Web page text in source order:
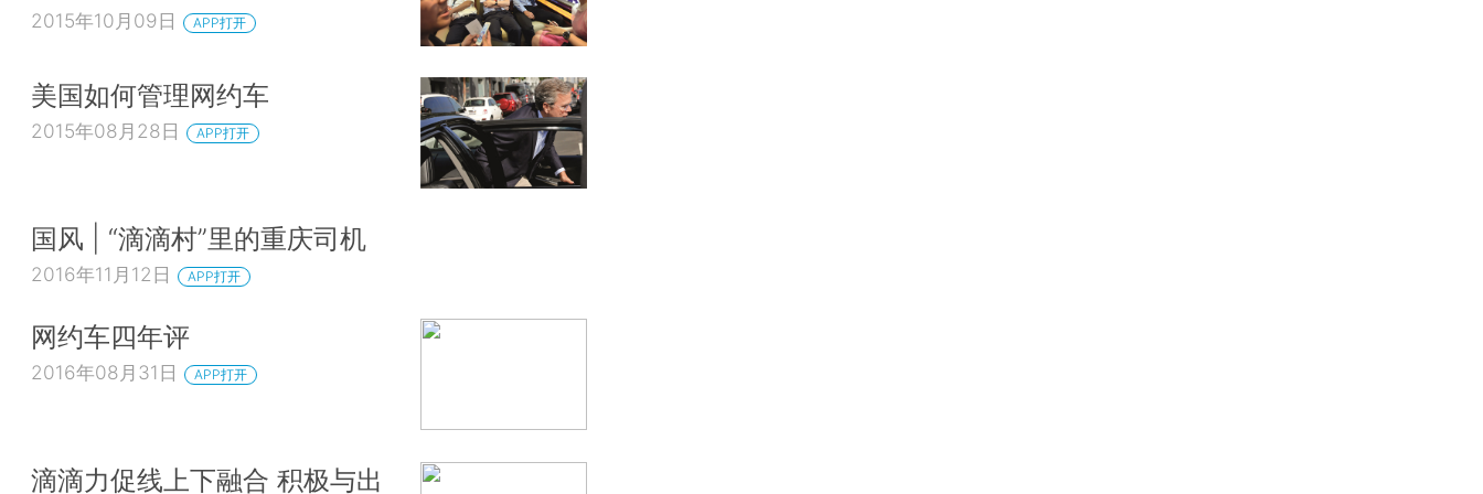
2015年10月09日 APP打开
美国如何管理网约车
2015年08月28日 APP打开
国风 | “滴滴村”里的重庆司机
2016年11月12日 APP打开
网约车四年评
2016年08月31日 APP打开
滴滴力促线上下融合 积极与出